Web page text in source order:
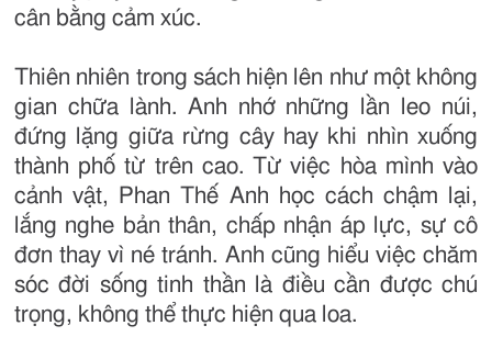
cân bằng cảm xúc.
Thiên nhiên trong sách hiện lên như một không
gian chữa lành. Anh nhớ những lần leo núi,
đứng lặng giữa rừng cây hay khi nhìn xuống
thành phố từ trên cao. Từ việc hòa mình vào
cảnh vật, Phan Thế Anh học cách chậm lại,
lắng nghe bản thân, chấp nhận áp lực, sự cô
đơn thay vì né tránh. Anh cũng hiểu việc chăm
sóc đời sống tinh thần là điều cần được chú
trọng, không thể thực hiện qua loa.